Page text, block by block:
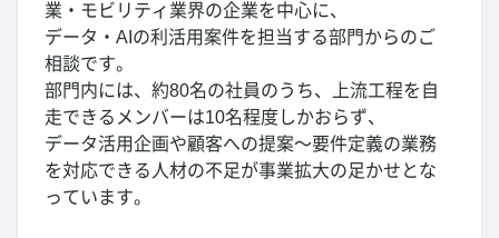
業・モビリティ業界の企業を中心に、
データ・AIの利活用案件を担当する部門からのご
相談です。
部門内には、約80名の社員のうち、上流工程を自
走できるメンバーは10名程度しかおらず、
データ活用企画や顧客への提案～要件定義の業務
を対応できる人材の不足が事業拡大の足かせとな
っています。